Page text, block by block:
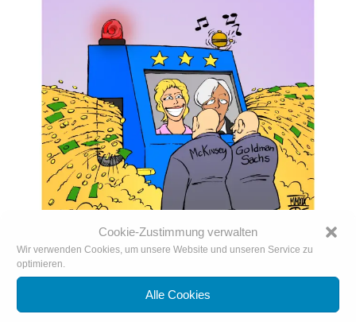
Cookie-Zustimmung verwalten
Wir verwenden Cookies, um unsere Website und unseren Service zu
optimieren.
Alle Cookies
Von der Leyen und Lagarde: EU-Jackpot für
Berater & Banken